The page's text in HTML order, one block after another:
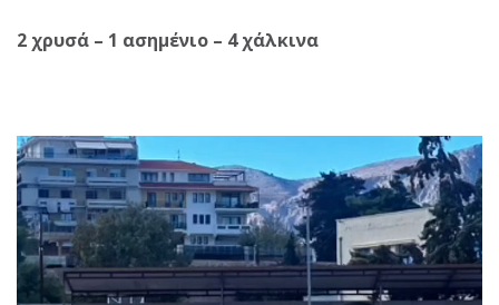
2 χρυσά – 1 ασημένιο – 4 χάλκινα